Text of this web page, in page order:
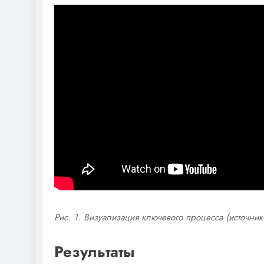
Рис. 1. Визуализация ключевого процесса
Результаты